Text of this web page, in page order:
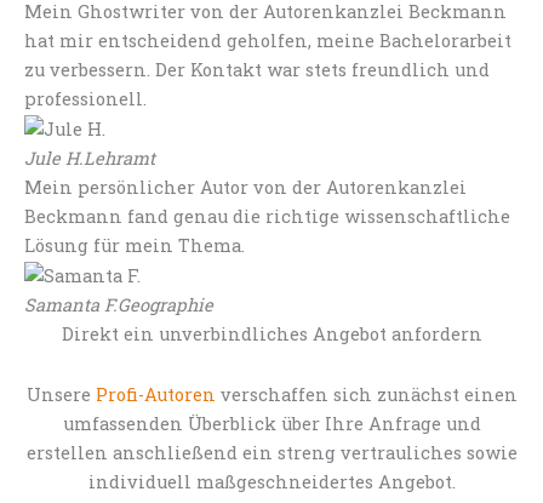
Mein Ghostwriter von der Autorenkanzlei Beckmann
hat mir entscheidend geholfen, meine Bachelorarbeit
zu verbessern. Der Kontakt war stets freundlich und
professionell.
Jule H.Lehramt
Mein persönlicher Autor von der Autorenkanzlei
Beckmann fand genau die richtige wissenschaftliche
Lösung für mein Thema.
Samanta F.Geographie
Direkt ein unverbindliches Angebot anfordern
Unsere Profi-Autoren verschaffen sich zunächst einen
umfassenden Überblick über Ihre Anfrage und
erstellen anschließend ein streng vertrauliches sowie
individuell maßgeschneidertes Angebot.